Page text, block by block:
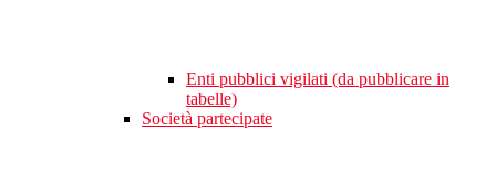
Enti pubblici vigilati (da pubblicare in
tabelle)
Società partecipate